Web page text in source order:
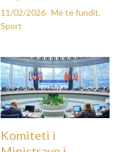
11/02/2026 Më të fundit,
Sport
Komiteti i